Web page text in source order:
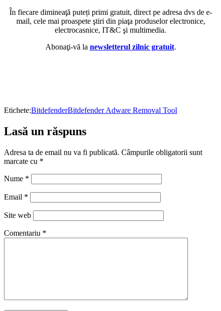
În fiecare dimineaţă puteți primi gratuit, direct pe adresa dvs de e-
mail, cele mai proaspete ştiri din piaţa produselor electronice,
electrocasnice, IT&C şi multimedia.
Abonaţi-vă la newsletterul zilnic gratuit.
Etichete:BitdefenderBitdefender Adware Removal Tool
Lasă un răspuns
Adresa ta de email nu va fi publicată. Câmpurile obligatorii sunt
marcate cu *
Nume *
Email *
Site web
Comentariu *